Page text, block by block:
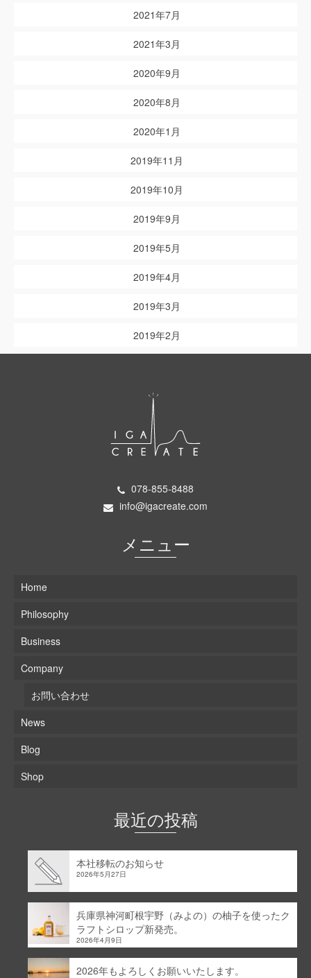
2021年7月
2021年3月
2020年9月
2020年8月
2020年1月
2019年11月
2019年10月
2019年9月
2019年5月
2019年4月
2019年3月
2019年2月
078-855-8488
info@igacreate.com
メニュー
Home
Philosophy
Business
Company
お問い合わせ
News
Blog
Shop
最近の投稿
本社移転のお知らせ
2026年5月27日
兵庫県神河町根宇野（みよの）の柚子を使ったク
ラフトシロップ新発売。
2026年4月9日
2026年もよろしくお願いいたします。